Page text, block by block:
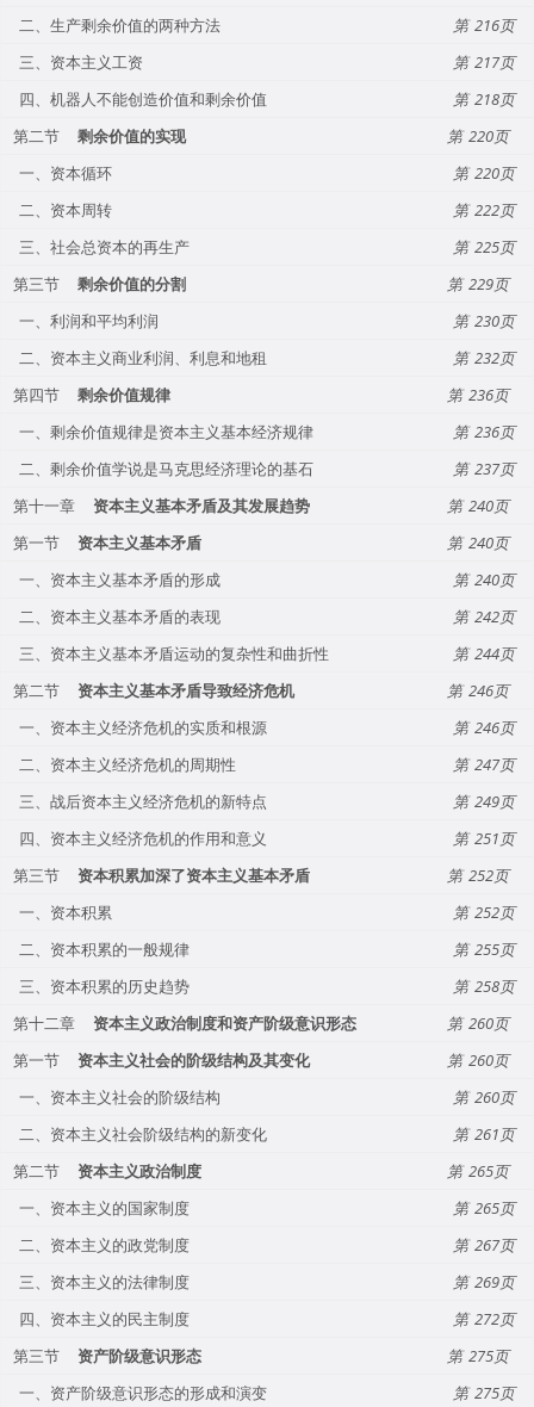
二、生产剩余价值的两种方法
216
三、资本主义工资
217
四、机器人不能创造价值和剩余价值
218
第二节
剩余价值的实现
220
一、资本循环
220
二、资本周转
222
三、社会总资本的再生产
225
第三节
剩余价值的分割
229
一、利润和平均利润
230
二、资本主义商业利润、利息和地租
232
第四节
剩余价值规律
236
一、剩余价值规律是资本主义基本经济规律
236
二、剩余价值学说是马克思经济理论的基石
237
第十一章
资本主义基本矛盾及其发展趋势
240
第一节
资本主义基本矛盾
240
一、资本主义基本矛盾的形成
240
二、资本主义基本矛盾的表现
242
三、资本主义基本矛盾运动的复杂性和曲折性
244
第二节
资本主义基本矛盾导致经济危机
246
一、资本主义经济危机的实质和根源
246
二、资本主义经济危机的周期性
247
三、战后资本主义经济危机的新特点
249
四、资本主义经济危机的作用和意义
251
第三节
资本积累加深了资本主义基本矛盾
252
一、资本积累
252
二、资本积累的一般规律
255
三、资本积累的历史趋势
258
第十二章
资本主义政治制度和资产阶级意识形态
260
第一节
资本主义社会的阶级结构及其变化
260
一、资本主义社会的阶级结构
260
二、资本主义社会阶级结构的新变化
261
第二节
资本主义政治制度
265
一、资本主义的国家制度
265
二、资本主义的政党制度
267
三、资本主义的法律制度
269
四、资本主义的民主制度
272
第三节
资产阶级意识形态
275
一、资产阶级意识形态的形成和演变
275